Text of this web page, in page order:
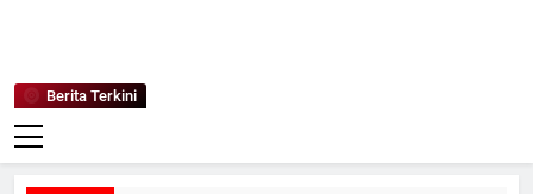
Berita Terkini